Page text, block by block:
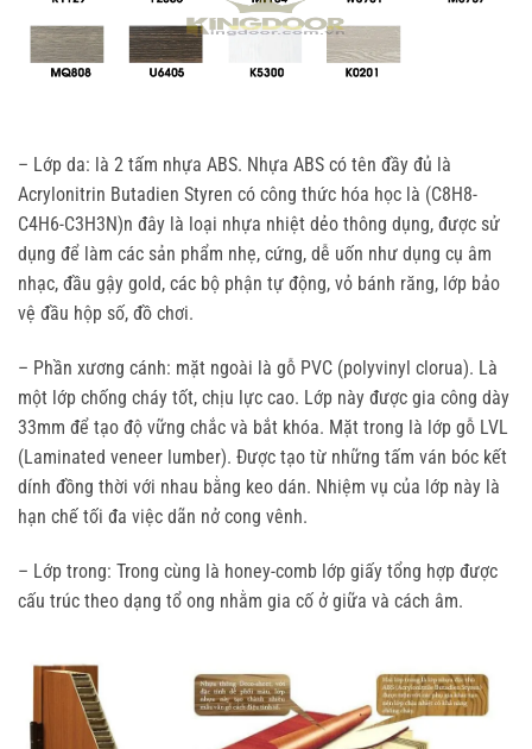
– Lớp da: là 2 tấm nhựa ABS. Nhựa ABS có tên đầy đủ là
Acrylonitrin Butadien Styren có công thức hóa học là (C8H8-
C4H6-C3H3N)n đây là loại nhựa nhiệt dẻo thông dụng, được sử
dụng để làm các sản phẩm nhẹ, cứng, dễ uốn như dụng cụ âm
nhạc, đầu gậy gold, các bộ phận tự động, vỏ bánh răng, lớp bảo
vệ đầu hộp số, đồ chơi.
– Phần xương cánh: mặt ngoài là gỗ PVC (polyvinyl clorua). Là
một lớp chống cháy tốt, chịu lực cao. Lớp này được gia công dày
33mm để tạo độ vững chắc và bắt khóa. Mặt trong là lớp gỗ LVL
(Laminated veneer lumber). Được tạo từ những tấm ván bóc kết
dính đồng thời với nhau bằng keo dán. Nhiệm vụ của lớp này là
hạn chế tối đa việc dãn nở cong vênh.
– Lớp trong: Trong cùng là honey-comb lớp giấy tổng hợp được
cấu trúc theo dạng tổ ong nhằm gia cố ở giữa và cách âm.